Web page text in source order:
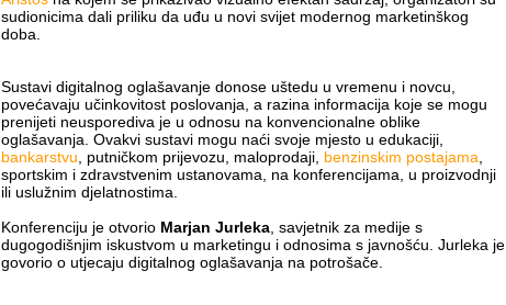
sudionicima dali priliku da uđu u novi svijet modernog marketinškog
doba.
Sustavi digitalnog oglašavanje donose uštedu u vremenu i novcu,
povećavaju učinkovitost poslovanja, a razina informacija koje se mogu
prenijeti neusporediva je u odnosu na konvencionalne oblike
oglašavanja. Ovakvi sustavi mogu naći svoje mjesto u edukaciji,
bankarstvu , putničkom prijevozu, maloprodaji, benzinskim postajama
sportskim i zdravstvenim ustanovama, na konferencijama, u proizvodnji
ili uslužnim djelatnostima.
Konferenciju je otvorio Marjan Jurleka , savjetnik za medije s
dugogodišnjim iskustvom u marketingu i odnosima s javnošću. Jurleka je
govorio o utjecaju digitalnog oglašavanja na potrošače.